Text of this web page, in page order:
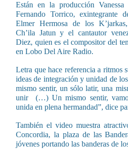
Están en la producción
Fernando Torrico, exintegrante
Elmer Hermosa de los
Ch’ila Jatun y el cantautor
Diez, quien es el compositor del
en Lobo Del Aire Radio.
Letra que hace referencia a ritmos
ideas de integración y unidad de
mismo sentir, un sólo latir, una
unir (…) Un mismo sentir,
unida en plena hermandad”, dice
También el video muestra
Concordia, la plaza de las
jóvenes portando las banderas de